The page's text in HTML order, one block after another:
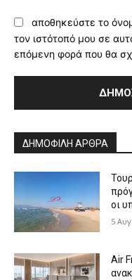
αποθηκεύστε το
τον ιστότοπό μου σε
επόμενη φορά που θα
ΔΗΜΟΦΙΛΗ ΑΡΘΡΑ
οι
5
Air